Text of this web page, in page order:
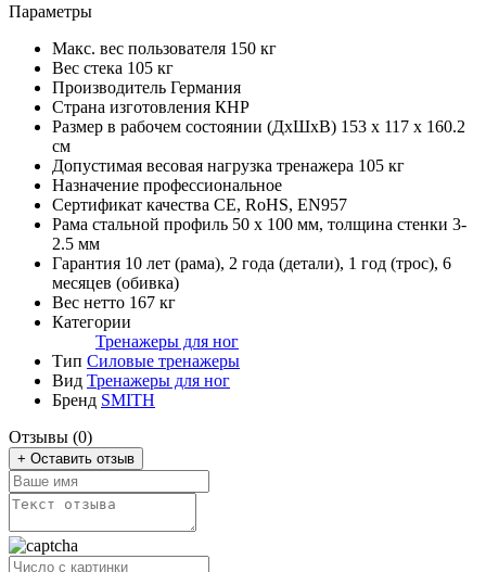
Параметры
Макс. вес пользователя 150 кг
Вес стека 105 кг
Производитель Германия
Страна изготовления КНР
Размер в рабочем состоянии (ДxШxВ) 153 х 117 х 160.2
см
Допустимая весовая нагрузка тренажера 105 кг
Назначение профессиональное
Сертификат качества CE, RoHS, EN957
Рама стальной профиль 50 х 100 мм, толщина стенки 3-
2.5 мм
Гарантия 10 лет (рама), 2 года (детали), 1 год (трос), 6
месяцев (обивка)
Вес нетто 167 кг
Категории
Тренажеры для ног
Тип Силовые тренажеры
Вид Тренажеры для ног
Бренд SMITH
Отзывы (0)
+ Оставить отзыв